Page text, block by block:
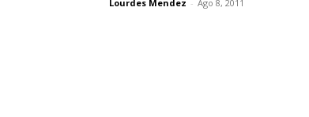
Lourdes Mendez - Ago 8, 2011